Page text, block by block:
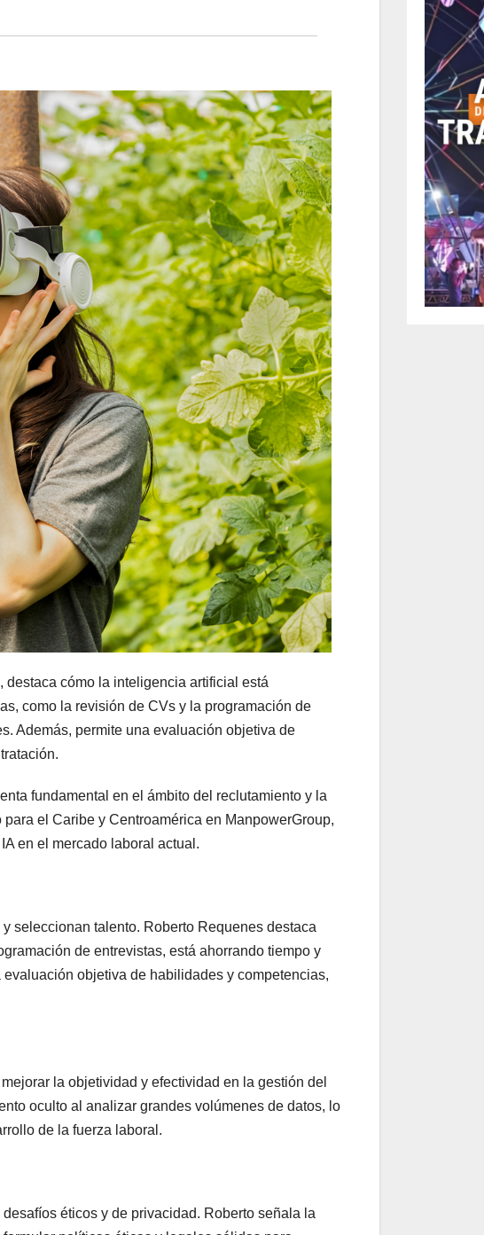
cómo la inteligencia artificial está
como la revisión de CVs y la programación de
Además, permite una evaluación objetiva de
fundamental en el ámbito del reclutamiento y la
el Caribe y Centroamérica en ManpowerGroup,
en el mercado laboral actual.
seleccionan talento. Roberto Requenes destaca
de entrevistas, está ahorrando tiempo y
objetiva de habilidades y competencias,
la objetividad y efectividad en la gestión del
oculto al analizar grandes volúmenes de datos, lo
de la fuerza laboral.
éticos y de privacidad. Roberto señala la